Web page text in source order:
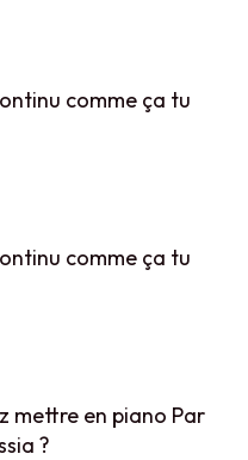
comme ça tu
comme ça tu
mettre en piano Par
?